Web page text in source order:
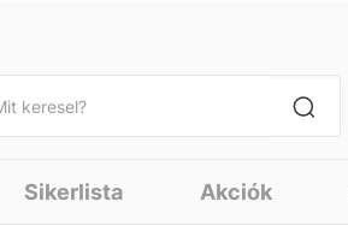
Sikerlista Akciók